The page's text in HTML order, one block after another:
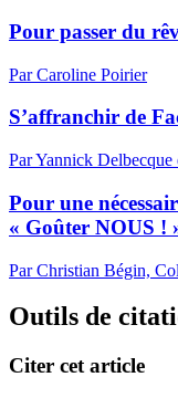
Pour passer du
Par Caroline Poirier
S’affranchir de
Par Yannick
Pour une
« Goûter NOUS !
Par Christian Bégin,
Outils de
Citer cet article